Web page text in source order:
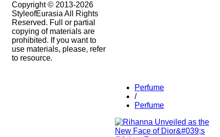
Copyright © 2013-2026
StyleofEurasia All Rights
Reserved. Full or partial
copying of materials are
prohibited. If you want to
use materials, please, refer
to resource.
Perfume
/
Perfume